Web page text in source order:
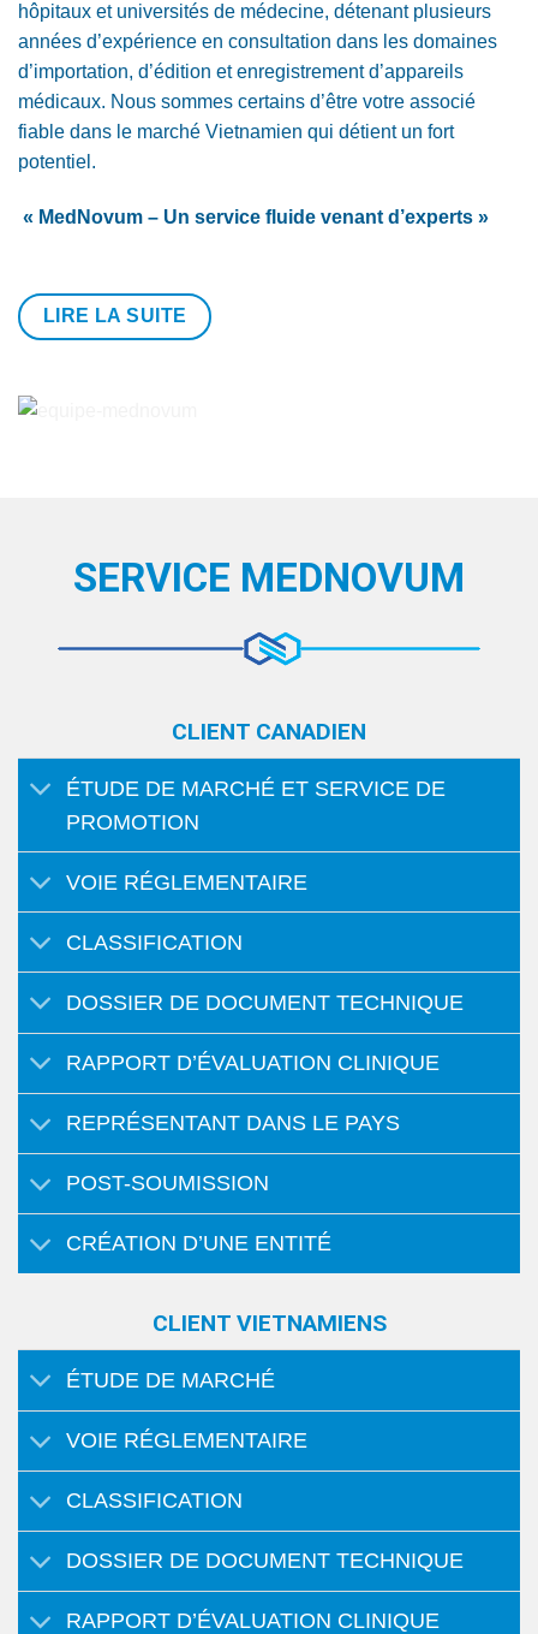
hôpitaux et universités de médecine, détenant plusieurs
années d’expérience en consultation dans les domaines
d’importation, d’édition et enregistrement d’appareils
médicaux. Nous sommes certains d’être votre associé
fiable dans le marché Vietnamien qui détient un fort
potentiel.
« MedNovum – Un service fluide venant d’experts »
LIRE LA SUITE
SERVICE MEDNOVUM
CLIENT CANADIEN
ÉTUDE DE MARCHÉ ET SERVICE DE
PROMOTION
VOIE RÉGLEMENTAIRE
CLASSIFICATION
DOSSIER DE DOCUMENT TECHNIQUE
RAPPORT D’ÉVALUATION CLINIQUE
REPRÉSENTANT DANS LE PAYS
POST-SOUMISSION
CRÉATION D’UNE ENTITÉ
CLIENT VIETNAMIENS
ÉTUDE DE MARCHÉ
VOIE RÉGLEMENTAIRE
CLASSIFICATION
DOSSIER DE DOCUMENT TECHNIQUE
RAPPORT D’ÉVALUATION CLINIQUE